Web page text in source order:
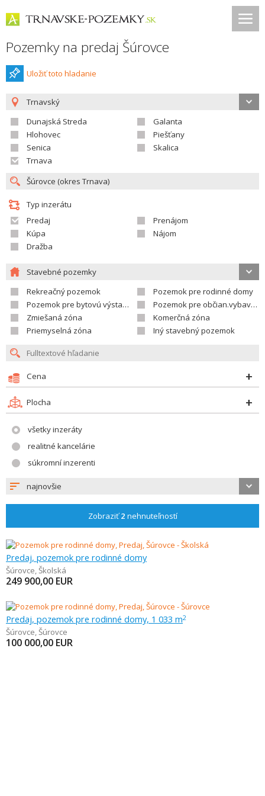
Pozemky na predaj Šúrovce
Uložiť toto hladanie
Trnavský
Dunajská Streda
Galanta
Hlohovec
Piešťany
Senica
Skalica
Trnava
Typ inzerátu
Predaj
Prenájom
Kúpa
Nájom
Dražba
Stavebné pozemky
Rekreačný pozemok
Pozemok pre rodinné domy
Pozemok pre bytovú výstavbu
Pozemok pre občian.vybavenosť
Zmiešaná zóna
Komerčná zóna
Priemyselná zóna
Iný stavebný pozemok
Cena
Plocha
všetky inzeráty
realitné kancelárie
súkromní inzerenti
najnovšie
Zobraziť2 nehnuteľností
Predaj, pozemok pre rodinné domy
Šúrovce,Školská
249 900,00 EUR
Predaj, pozemok pre rodinné domy, 1 033 m2
Šúrovce,Šúrovce
100 000,00 EUR